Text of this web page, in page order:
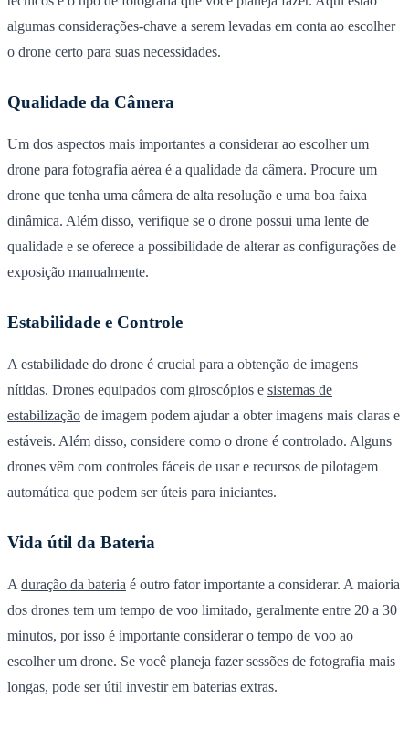
algumas considerações-chave a serem levadas em conta ao escolher
o drone certo para suas necessidades.
Qualidade da Câmera
Um dos aspectos mais importantes a considerar ao escolher um
drone para fotografia aérea é a qualidade da câmera. Procure um
drone que tenha uma câmera de alta resolução e uma boa faixa
dinâmica. Além disso, verifique se o drone possui uma lente de
qualidade e se oferece a possibilidade de alterar as configurações de
exposição manualmente.
Estabilidade e Controle
A estabilidade do drone é crucial para a obtenção de imagens
nítidas. Drones equipados com giroscópios e sistemas de
estabilização de imagem podem ajudar a obter imagens mais claras e
estáveis. Além disso, considere como o drone é controlado. Alguns
drones vêm com controles fáceis de usar e recursos de pilotagem
automática que podem ser úteis para iniciantes.
Vida útil da Bateria
A duração da bateria é outro fator importante a considerar. A maioria
dos drones tem um tempo de voo limitado, geralmente entre 20 a 30
minutos, por isso é importante considerar o tempo de voo ao
escolher um drone. Se você planeja fazer sessões de fotografia mais
longas, pode ser útil investir em baterias extras.